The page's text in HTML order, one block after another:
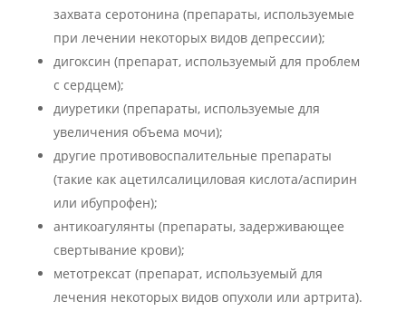
захвата серотонина (препараты, используемые
при лечении некоторых видов депрессии);
дигоксин (препарат, используемый для проблем
с сердцем);
диуретики (препараты, используемые для
увеличения объема мочи);
другие противовоспалительные препараты
(такие как ацетилсалициловая кислота/аспирин
или ибупрофен);
антикоагулянты (препараты, задерживающее
свертывание крови);
метотрексат (препарат, используемый для
лечения некоторых видов опухоли или артрита).